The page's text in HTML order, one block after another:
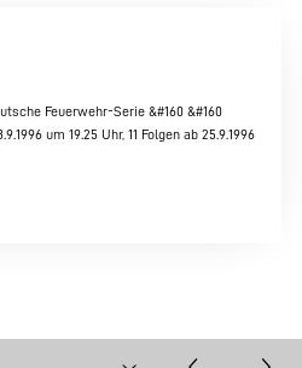
Feuerwehr-Serie &#160 &#160
um 19.25 Uhr, 11 Folgen ab 25.9.1996